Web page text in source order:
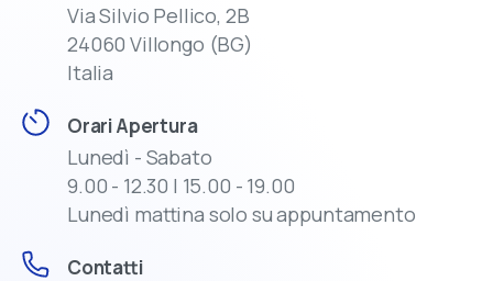
Via Silvio Pellico, 2B
24060 Villongo (BG)
Italia
Orari Apertura
Lunedì - Sabato
9.00 - 12.30 | 15.00 - 19.00
Lunedì mattina solo su appuntamento
Contatti